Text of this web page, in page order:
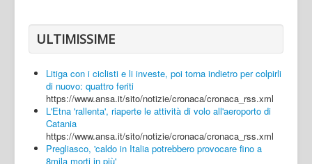
Caserta
Napoli
Salerno
Login
ULTIMISSIME
Litiga con i ciclisti e li investe, poi torna indietro per colpirli
di nuovo: quattro feriti
https://www.ansa.it/sito/notizie/cronaca/cronaca_rss.xml
L'Etna 'rallenta', riaperte le attività di volo all'aeroporto di
Catania
https://www.ansa.it/sito/notizie/cronaca/cronaca_rss.xml
Pregliasco, 'caldo in Italia potrebbero provocare fino a
8mila morti in più'